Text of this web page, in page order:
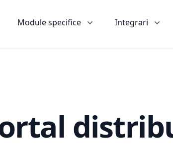
Module specifice Integrari